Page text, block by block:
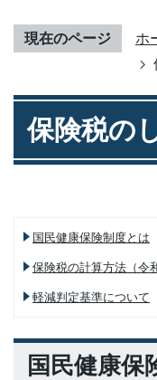
現在のページ ホ
保険税の
国民健康保険制度とは
保険税の計算方法（令
軽減判定基準について
国民健康保